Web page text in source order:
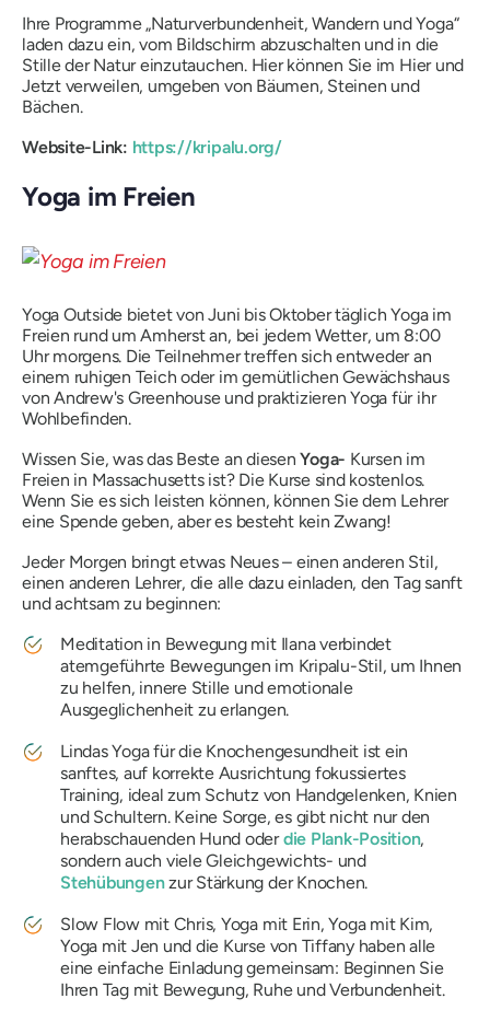
Ihre Programme „Naturverbundenheit, Wandern und Yoga“
laden dazu ein, vom Bildschirm abzuschalten und in die
Stille der Natur einzutauchen. Hier können Sie im Hier und
Jetzt verweilen, umgeben von Bäumen, Steinen und
Bächen.
Website-Link: https://kripalu.org/
Yoga im Freien
Yoga Outside bietet von Juni bis Oktober täglich Yoga im
Freien rund um Amherst an, bei jedem Wetter, um 8:00
Uhr morgens. Die Teilnehmer treffen sich entweder an
einem ruhigen Teich oder im gemütlichen Gewächshaus
von Andrew's Greenhouse und praktizieren Yoga für ihr
Wohlbefinden.
Wissen Sie, was das Beste an diesenYoga- Kursen im
Freien in Massachusetts ist? Die Kurse sind kostenlos.
Wenn Sie es sich leisten können, können Sie dem Lehrer
eine Spende geben, aber es besteht kein Zwang!
Jeder Morgen bringt etwas Neues – einen anderen Stil,
einen anderen Lehrer, die alle dazu einladen, den Tag sanft
und achtsam zu beginnen:
Meditation in Bewegung mit Ilana verbindet
atemgeführte Bewegungen im Kripalu-Stil, um Ihnen
zu helfen, innere Stille und emotionale
Ausgeglichenheit zu erlangen.
Lindas Yoga für die Knochengesundheit ist ein
sanftes, auf korrekte Ausrichtung fokussiertes
Training, ideal zum Schutz von Handgelenken, Knien
und Schultern. Keine Sorge, es gibt nicht nur den
herabschauenden Hund oderdie Plank-Position,
sondern auch viele Gleichgewichts- und
Stehübungenzur Stärkung der Knochen.
Slow Flow mit Chris, Yoga mit Erin, Yoga mit Kim,
Yoga mit Jen und die Kurse von Tiffany haben alle
eine einfache Einladung gemeinsam: Beginnen Sie
Ihren Tag mit Bewegung, Ruhe und Verbundenheit.